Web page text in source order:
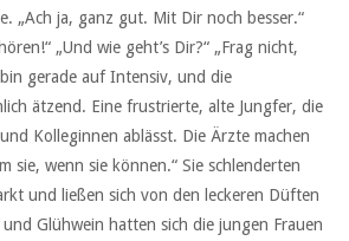
„Ach ja, ganz gut. Mit Dir noch besser.“
„Und wie geht’s Dir?“ „Frag nicht,
gerade auf Intensiv, und die
ätzend. Eine frustrierte, alte Jungfer, die
Kolleginnen ablässt. Die Ärzte machen
sie, wenn sie können.“ Sie schlenderten
und ließen sich von den leckeren Düften
Glühwein hatten sich die jungen Frauen